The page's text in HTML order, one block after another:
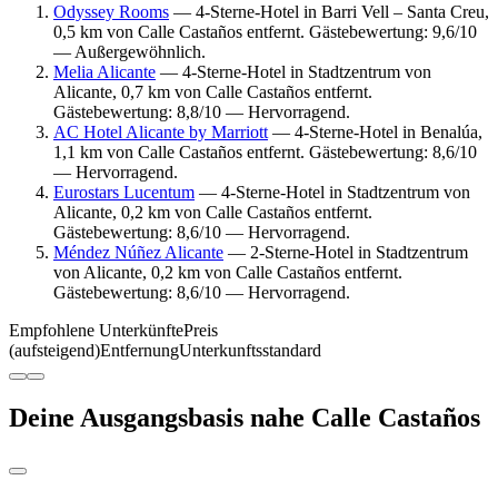
Odyssey Rooms — 4-Sterne-Hotel in Barri Vell – Santa Creu,
0,5 km von Calle Castaños entfernt. Gästebewertung: 9,6/10
— Außergewöhnlich.
Melia Alicante — 4-Sterne-Hotel in Stadtzentrum von
Alicante, 0,7 km von Calle Castaños entfernt.
Gästebewertung: 8,8/10 — Hervorragend.
AC Hotel Alicante by Marriott — 4-Sterne-Hotel in Benalúa,
1,1 km von Calle Castaños entfernt. Gästebewertung: 8,6/10
— Hervorragend.
Eurostars Lucentum — 4-Sterne-Hotel in Stadtzentrum von
Alicante, 0,2 km von Calle Castaños entfernt.
Gästebewertung: 8,6/10 — Hervorragend.
Méndez Núñez Alicante — 2-Sterne-Hotel in Stadtzentrum
von Alicante, 0,2 km von Calle Castaños entfernt.
Gästebewertung: 8,6/10 — Hervorragend.
Empfohlene UnterkünftePreis
(aufsteigend)EntfernungUnterkunftsstandard
Deine Ausgangsbasis nahe Calle Castaños